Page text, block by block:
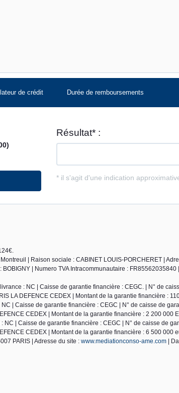
de crédit Durée de remboursements
| Raison sociale : CABINET LOUIS-PORCHERET |
| Numero TVA Intracommunautaire : FR85562035840
: NC | Caisse de garantie financière : CEGC. | N° de
LA DEFENCE CEDEX | Montant de la garantie financière :
| Caisse de garantie financière : CEGC | N° de caisse de
CEDEX | Montant de la garantie financière : 2 200 000
| Caisse de garantie financière : CEGC | N° de caisse de
CEDEX | Montant de la garantie financière : 6 500 000
PARIS | Adresse du site : www.mediationconso-ame.com |